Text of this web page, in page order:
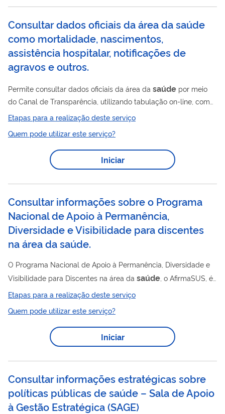
Consultar dados oficiais da área da saúde
como mortalidade, nascimentos,
assistência hospitalar, notificações de
agravos e outros.
Permite consultar dados oficiais da área da saúde por meio
do Canal de Transparência, utilizando tabulação on-line, com
acesso público a informações como mortalidade, nascimentos,
assistência hospitalar e notificações de agravos.
Etapas para a realização deste serviço
Quem pode utilizar este serviço?
Iniciar
Consultar informações sobre o Programa
Nacional de Apoio à Permanência,
Diversidade e Visibilidade para discentes
na área da saúde.
O Programa Nacional de Apoio à Permanência, Diversidade e
Visibilidade para Discentes na área da saúde , o AfirmaSUS, é
uma iniciativa complementar de apoio à permanência
estudantil de grupos historicamente vulnerabilizados, que
promove ações de ensino, pesquisa, extensão e cultura que
integram ensino, serviço e comunidade. As Instituições de
Ensino Superior (IES) públicas podem inscrever projetos por
a região da Amazônia Legal....
Etapas para a realização deste serviço
Quem pode utilizar este serviço?
Iniciar
Consultar informações estratégicas sobre
políticas públicas de saúde – Sala de Apoio
à Gestão Estratégica(SAGE)